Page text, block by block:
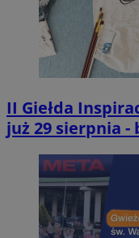
II Giełda
już 29 sierpnia